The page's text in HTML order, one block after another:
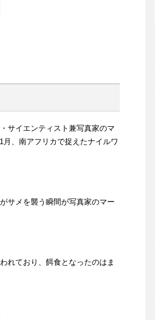
サイエンティスト兼写真家のマ
、南アフリカで捉えたナイルワ
サメを襲う瞬間が写真家のマー
れており、餌食となったのはま